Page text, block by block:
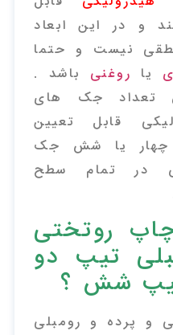
و در این ابعاد
نیست و حتما
یا روغنی باشد .
تعداد جک های
قابل تعیین
یا شش جک
در تمام سطح
روتختی
تیپ دو
شش ؟
و پرده و رومبلی